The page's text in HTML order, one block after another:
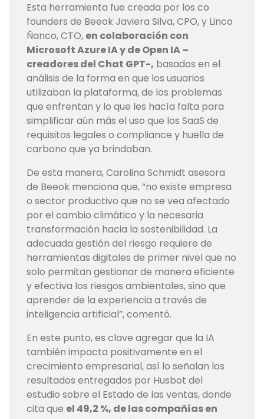
Esta herramienta fue creada por los co
founders de Beeok Javiera Silva, CPO, y Linco
Ñanco, CTO, en colaboración con
Microsoft Azure IA y de Open IA –
creadores del Chat GPT-, basados en el
análisis de la forma en que los usuarios
utilizaban la plataforma, de los problemas
que enfrentan y lo que les hacía falta para
simplificar aún más el uso que los SaaS de
requisitos legales o compliance y huella de
carbono que ya brindaban.
De esta manera, Carolina Schmidt asesora
de Beeok menciona que, “no existe empresa
o sector productivo que no se vea afectado
por el cambio climático y la necesaria
transformación hacia la sostenibilidad. La
adecuada gestión del riesgo requiere de
herramientas digitales de primer nivel que no
solo permitan gestionar de manera eficiente
y efectiva los riesgos ambientales, sino que
aprender de la experiencia a través de
inteligencia artificial”, comentó.
En este punto, es clave agregar que la IA
también impacta positivamente en el
crecimiento empresarial, así lo señalan los
resultados entregados por Husbot del
estudio sobre el Estado de las ventas, donde
cita que el 49,2 %, de las compañías en